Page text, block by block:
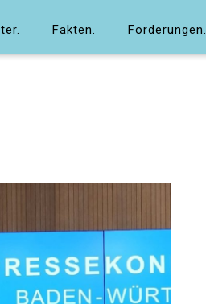
Fakten. Forderungen.